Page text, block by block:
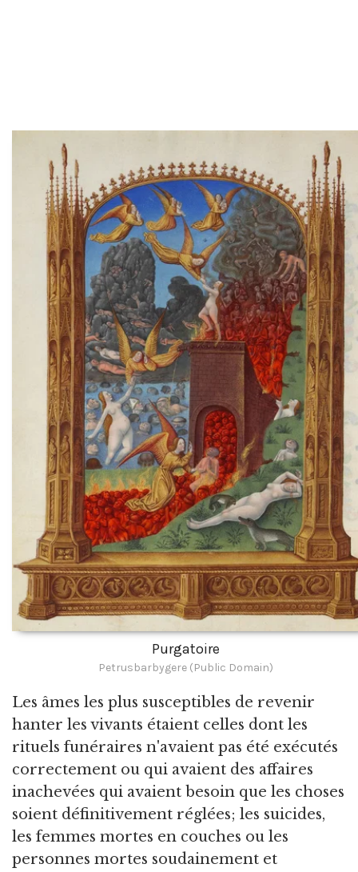
Purgatoire
Petrusbarbygere (Public Domain)
Les âmes les plus susceptibles de revenir
hanter les vivants étaient celles dont les
rituels funéraires n'avaient pas été exécutés
correctement ou qui avaient des affaires
inachevées qui avaient besoin que les choses
soient définitivement réglées; les suicides,
les femmes mortes en couches ou les
personnes mortes soudainement et